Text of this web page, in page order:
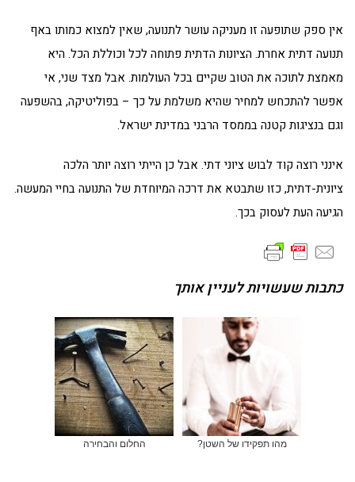
אין ספק שתופעה זו מעניקה עושר לתנועה, שאין למצוא כמותו באף
תנועה דתית אחרת. הציונות הדתית פתוחה לכל וכוללת הכל. היא
מאמצת לתוכה את הטוב שקיים בכל העולמות. אבל מצד שני, אי
אפשר להתכחש למחיר שהיא משלמת על כך – בפוליטיקה, בהשפעה
וגם בנציגות קטנה בממסד הרבני במדינת ישראל.
אינני רוצה קוד לבוש ציוני דתי. אבל כן הייתי רוצה יותר הלכה
ציונית-דתית, כזו שתבטא את דרכה המיוחדת של התנועה בחיי המעשה.
הגיעה העת לעסוק בכך.
כתבות שעשויות לעניין אותך
מהו תפקידו של השטן? החלום והבחירה